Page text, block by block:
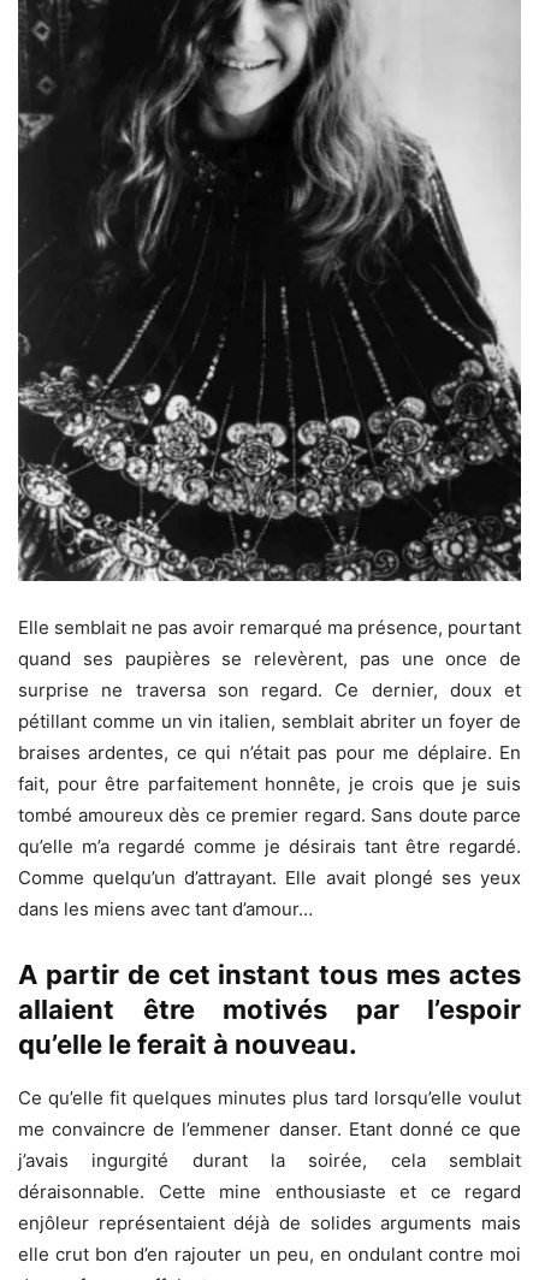
Elle semblait ne pas avoir remarqué ma présence, pourtant
quand ses paupières se relevèrent, pas une once de
surprise ne traversa son regard. Ce dernier, doux et
pétillant comme un vin italien, semblait abriter un foyer de
braises ardentes, ce qui n’était pas pour me déplaire. En
fait, pour être parfaitement honnête, je crois que je suis
tombé amoureux dès ce premier regard. Sans doute parce
qu’elle m’a regardé comme je désirais tant être regardé.
Comme quelqu’un d’attrayant. Elle avait plongé ses yeux
dans les miens avec tant d’amour…
A partir de cet instant tous mes actes
allaient être motivés par l’espoir
qu’elle le ferait à nouveau.
Ce qu’elle fit quelques minutes plus tard lorsqu’elle voulut
me convaincre de l’emmener danser. Etant donné ce que
j’avais ingurgité durant la soirée, cela semblait
déraisonnable. Cette mine enthousiaste et ce regard
enjôleur représentaient déjà de solides arguments mais
elle crut bon d’en rajouter un peu, en ondulant contre moi